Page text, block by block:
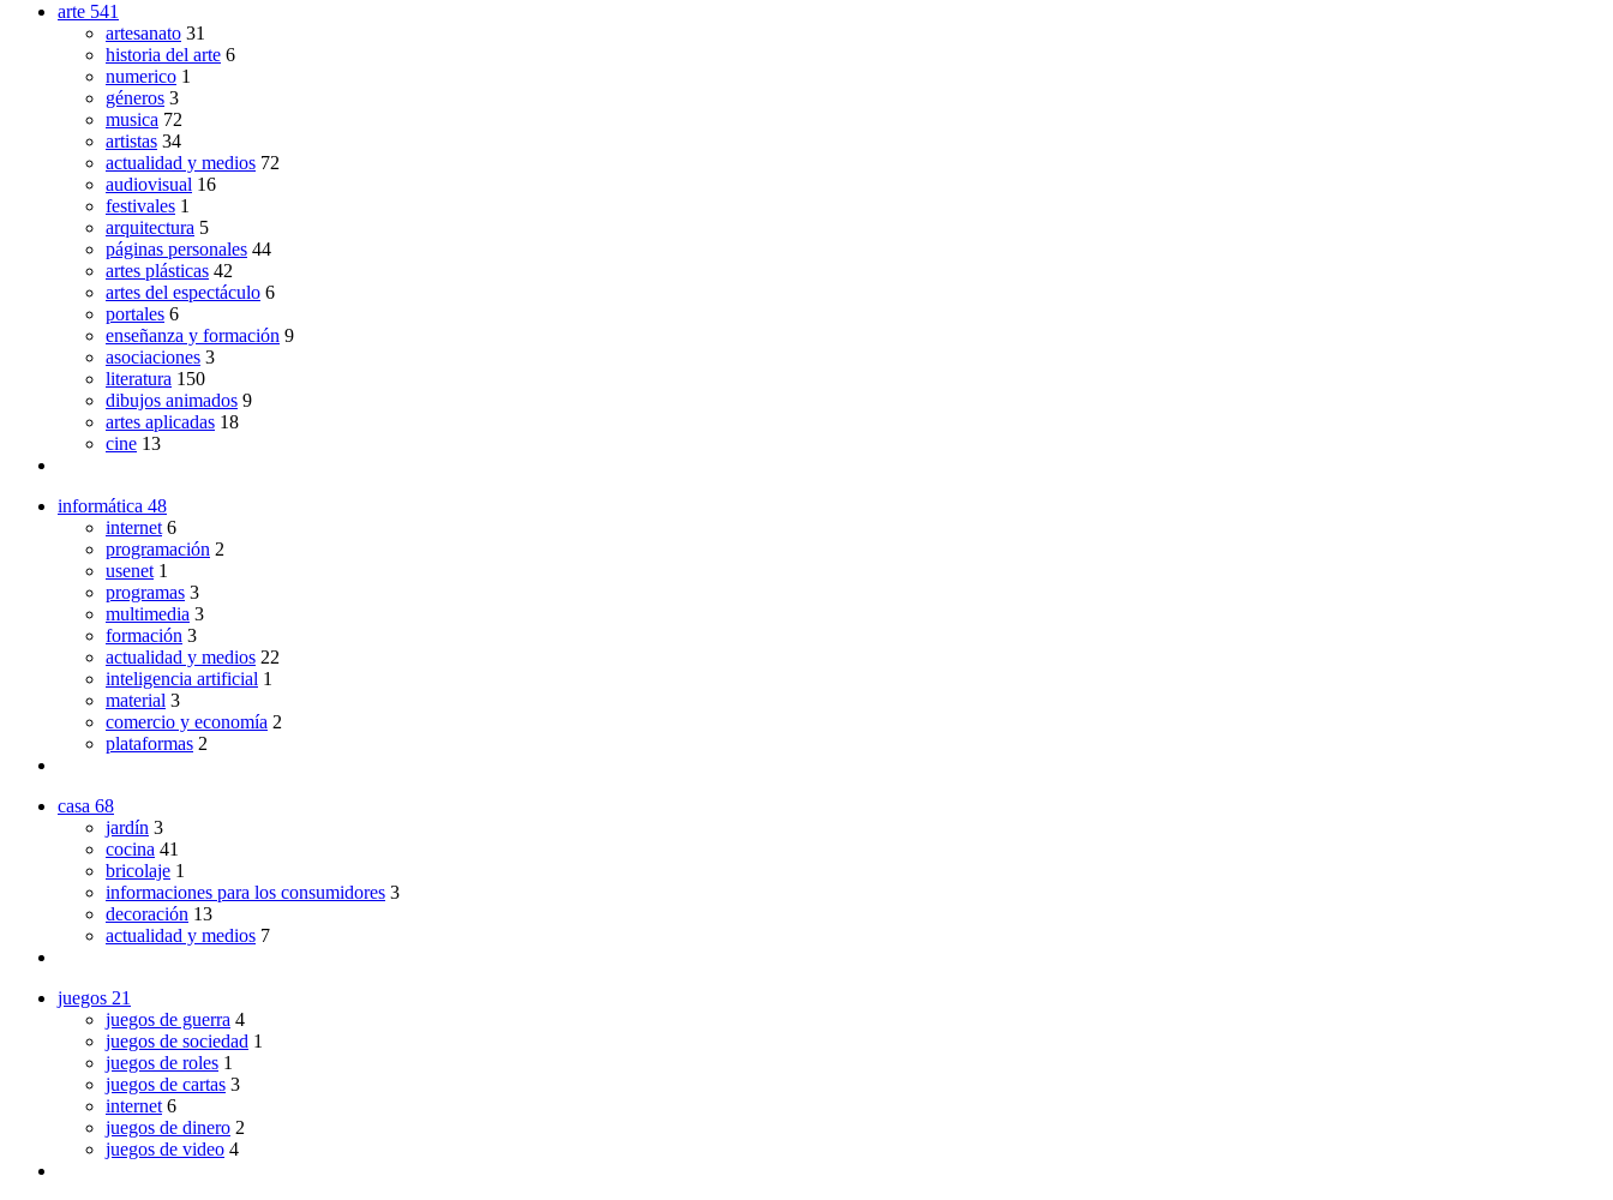
arte 541
artesanato 31
historia del arte 6
numerico 1
géneros 3
musica 72
artistas 34
actualidad y medios 72
audiovisual 16
festivales 1
arquitectura 5
páginas personales 44
artes plásticas 42
artes del espectáculo 6
portales 6
enseñanza y formación 9
asociaciones 3
literatura 150
dibujos animados 9
artes aplicadas 18
cine 13
informática 48
internet 6
programación 2
usenet 1
programas 3
multimedia 3
formación 3
actualidad y medios 22
inteligencia artificial 1
material 3
comercio y economía 2
plataformas 2
casa 68
jardín 3
cocina 41
bricolaje 1
informaciones para los consumidores 3
decoración 13
actualidad y medios 7
juegos 21
juegos de guerra 4
juegos de sociedad 1
juegos de roles 1
juegos de cartas 3
internet 6
juegos de dinero 2
juegos de video 4